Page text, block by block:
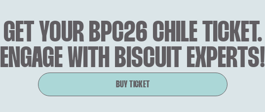
GET YOUR BPC26 CHILE TICKET.
ENGAGE WITH BISCUIT EXPERTS!
BUY TICKET